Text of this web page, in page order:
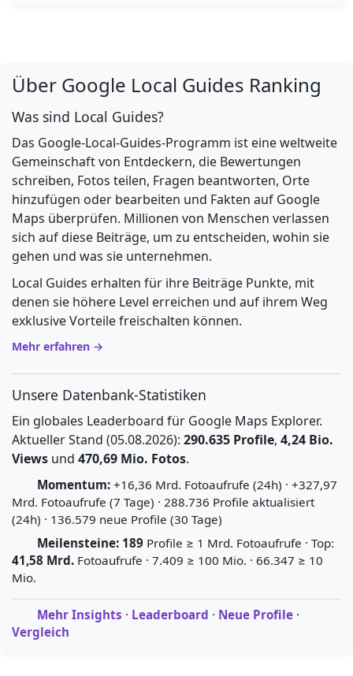
Über Google Local Guides Ranking
Was sind Local Guides?
Das Google-Local-Guides-Programm ist eine weltweite
Gemeinschaft von Entdeckern, die Bewertungen
schreiben, Fotos teilen, Fragen beantworten, Orte
hinzufügen oder bearbeiten und Fakten auf Google
Maps überprüfen. Millionen von Menschen verlassen
sich auf diese Beiträge, um zu entscheiden, wohin sie
gehen und was sie unternehmen.
Local Guides erhalten für ihre Beiträge Punkte, mit
denen sie höhere Level erreichen und auf ihrem Weg
exklusive Vorteile freischalten können.
Mehr erfahren →
Unsere Datenbank-Statistiken
Ein globales Leaderboard für Google Maps Explorer.
Aktueller Stand (05.08.2026): 290.635 Profile, 4,24 Bio.
Views und 470,69 Mio. Fotos.
Momentum: +16,36 Mrd. Fotoaufrufe (24h) · +327,97
Mrd. Fotoaufrufe (7 Tage) · 288.736 Profile aktualisiert
(24h) · 136.579 neue Profile (30 Tage)
Meilensteine: 189 Profile ≥ 1 Mrd. Fotoaufrufe · Top:
41,58 Mrd. Fotoaufrufe · 7.409 ≥ 100 Mio. · 66.347 ≥ 10
Mio.
Mehr Insights · Leaderboard · Neue Profile ·
Vergleich